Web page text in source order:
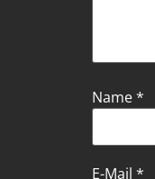
Name*
E-Mail *